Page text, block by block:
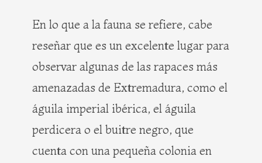
En lo que a la fauna se refiere, cabe
reseñar que es un excelente lugar para
observar algunas de las rapaces más
amenazadas de Extremadura, como el
águila imperial ibérica, el águila
perdicera o el buitre negro, que
cuenta con una pequeña colonia en